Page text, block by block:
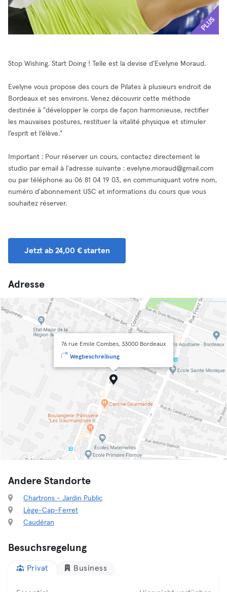
PLUS
Stop Wishing. Start Doing ! Telle est la devise d'Evelyne Moraud.
Evelyne vous propose des cours de Pilates à plusieurs endroit de
Bordeaux et ses environs. Venez découvrir cette méthode
destinée à "développer le corps de façon harmonieuse, rectifier
les mauvaises postures, restituer la vitalité physique et stimuler
l’esprit et l’élève."
Important : Pour réserver un cours, contactez directement le
studio par email à l'adresse suivante : evelyne.moraud@gmail.com
ou par téléphone au 06 81 04 19 03, en communiquant votre nom,
numéro d'abonnement USC et informations du cours que vous
souhaitez réserver.
Jetzt ab 24,00 € starten
Adresse
76 rue Emile Combes, 33000 Bordeaux
Wegbeschreibung
Andere Standorte
Chartrons - Jardin Public
Lège-Cap-Ferret
Caudéran
Besuchsregelung
Privat Business